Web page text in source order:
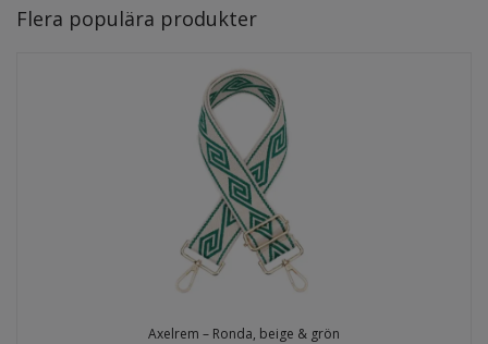
Flera populära produkter
Axelrem – Ronda, beige & grön